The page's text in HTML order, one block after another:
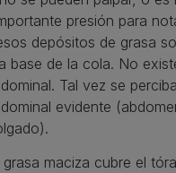
presión para
depósitos de grasa
base de la cola. No
Tal vez se
evidente
maciza cubre el